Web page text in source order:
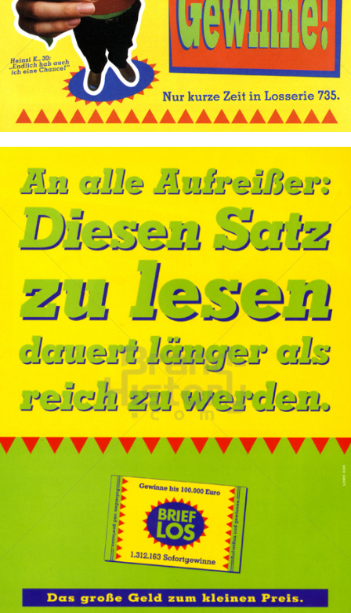
Bild-ID: 31458
BRIEFLOS Österreichische Lotterien GmbH 2003
Bild-ID: 17508